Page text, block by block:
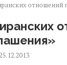
отношений